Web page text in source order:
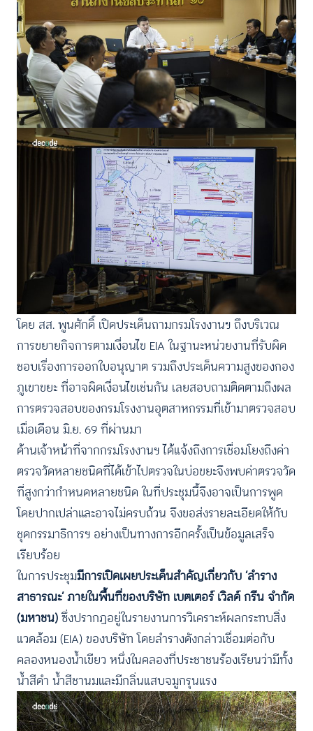
โดย สส. พูนศักดิ์ เปิดประเด็นถามกรมโรงงานฯ ถึงบริเวณ
การขยายกิจการตามเงื่อนไข EIA ในฐานะหน่วยงานที่รับผิด
ชอบเรื่องการออกใบอนุญาต รวมถึงประเด็นความสูงของกอง
ภูเขาขยะ ที่อาจผิดเงื่อนไขเช่นกัน เลยสอบถามติดตามถึงผล
การตรวจสอบของกรมโรงงานอุตสาหกรรมที่เข้ามาตรวจสอบ
เมื่อเดือน มิ.ย. 69 ที่ผ่านมา
ด้านเจ้าหน้าที่จากกรมโรงงานฯ ได้แจ้งถึงการเชื่อมโยงถึงค่า
ตรวจวัดหลายชนิดที่ได้เข้าไปตรวจในบ่อขยะจึงพบค่าตรวจวัด
ที่สูงกว่ากำหนดหลายชนิด ในที่ประชุมนี้จึงอาจเป็นการพูด
โดยปากเปล่าและอาจไม่ครบถ้วน จึงขอส่งรายละเอียดให้กับ
ชุดกรรมาธิการฯ อย่างเป็นทางการอีกครั้งเป็นข้อมูลเสร็จ
เรียบร้อย
ในการประชุมมีการเปิดเผยประเด็นสำคัญเกี่ยวกับ ‘ลำราง
สาธารณะ’ ภายในพื้นที่ของบริษัท เบตเตอร์ เวิลด์ กรีน จำกัด
(มหาชน)ซึ่งปรากฏอยู่ในรายงานการวิเคราะห์ผลกระทบสิ่ง
แวดล้อม (EIA) ของบริษัท โดยลำรางดังกล่าวเชื่อมต่อกับ
คลองหนองน้ำเขียว หนึ่งในคลองที่ประชาชนร้องเรียนว่ามีทั้ง
น้ำสีดำ น้ำสีชานมและมีกลิ่นแสบจมูกรุนแรง